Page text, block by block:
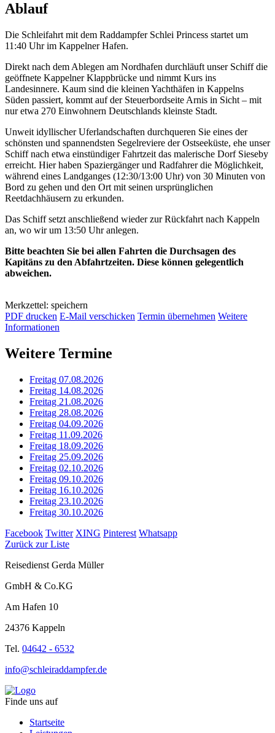
Ablauf
Die Schleifahrt mit dem Raddampfer Schlei Princess startet um
11:40 Uhr im Kappelner Hafen.
Direkt nach dem Ablegen am Nordhafen durchläuft unser Schiff die
geöffnete Kappelner Klappbrücke und nimmt Kurs ins
Landesinnere. Kaum sind die kleinen Yachthäfen in Kappelns
Süden passiert, kommt auf der Steuerbordseite Arnis in Sicht – mit
nur etwa 270 Einwohnern Deutschlands kleinste Stadt.
Unweit idyllischer Uferlandschaften durchqueren Sie eines der
schönsten und spannendsten Segelreviere der Ostseeküste, ehe unser
Schiff nach etwa einstündiger Fahrtzeit das malerische Dorf Sieseby
erreicht. Hier haben Spaziergänger und Radfahrer die Möglichkeit,
während eines Landganges (12:30/13:00 Uhr) von 30 Minuten von
Bord zu gehen und den Ort mit seinen ursprünglichen
Reetdachhäusern zu erkunden.
Das Schiff setzt anschließend wieder zur Rückfahrt nach Kappeln
an, wo wir um 13:50 Uhr anlegen.
Bitte beachten Sie bei allen Fahrten die Durchsagen des
Kapitäns zu den Abfahrtzeiten. Diese können gelegentlich
abweichen.
Merkzettel: speichern
PDF drucken E-Mail verschicken Termin übernehmen Weitere
Informationen
Weitere Termine
Freitag 07.08.2026
Freitag 14.08.2026
Freitag 21.08.2026
Freitag 28.08.2026
Freitag 04.09.2026
Freitag 11.09.2026
Freitag 18.09.2026
Freitag 25.09.2026
Freitag 02.10.2026
Freitag 09.10.2026
Freitag 16.10.2026
Freitag 23.10.2026
Freitag 30.10.2026
Facebook Twitter XING Pinterest Whatsapp
Zurück zur Liste
Reisedienst Gerda Müller
GmbH & Co.KG
Am Hafen 10
24376 Kappeln
Tel. 04642 - 6532
info@schleiraddampfer.de
Finde uns auf
Startseite